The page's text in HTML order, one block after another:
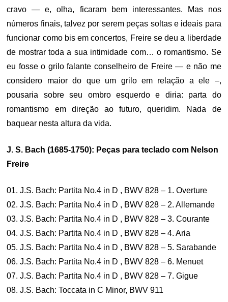
cravo — e, olha, ficaram bem interessantes. Mas nos
números finais, talvez por serem peças soltas e ideais para
funcionar como bis em concertos, Freire se deu a liberdade
de mostrar toda a sua intimidade com… o romantismo. Se
eu fosse o grilo falante conselheiro de Freire — e não me
considero maior do que um grilo em relação a ele –,
pousaria sobre seu ombro esquerdo e diria: parta do
romantismo em direção ao futuro, queridim. Nada de
baquear nesta altura da vida.
J. S. Bach (1685-1750): Peças para teclado com Nelson
Freire
01. J.S. Bach: Partita No.4 in D , BWV 828 – 1. Overture
02. J.S. Bach: Partita No.4 in D , BWV 828 – 2. Allemande
03. J.S. Bach: Partita No.4 in D , BWV 828 – 3. Courante
04. J.S. Bach: Partita No.4 in D , BWV 828 – 4. Aria
05. J.S. Bach: Partita No.4 in D , BWV 828 – 5. Sarabande
06. J.S. Bach: Partita No.4 in D , BWV 828 – 6. Menuet
07. J.S. Bach: Partita No.4 in D , BWV 828 – 7. Gigue
08. J.S. Bach: Toccata in C Minor, BWV 911